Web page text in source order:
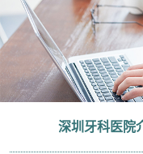
深圳牙科医院‍